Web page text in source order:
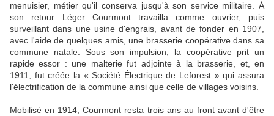
menuisier, métier qu'il conserva jusqu'à son service militaire. À
son retour Léger Courmont travailla comme ouvrier, puis
surveillant dans une usine d'engrais, avant de fonder en 1907,
avec l'aide de quelques amis, une brasserie coopérative dans sa
commune natale. Sous son impulsion, la coopérative prit un
rapide essor : une malterie fut adjointe à la brasserie, et, en
1911, fut créée la « Société Électrique de Leforest » qui assura
l'électrification de la commune ainsi que celle de villages voisins.
Mobilisé en 1914, Courmont resta trois ans au front avant d'être